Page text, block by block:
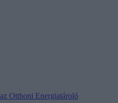
Otthoni Energiatároló